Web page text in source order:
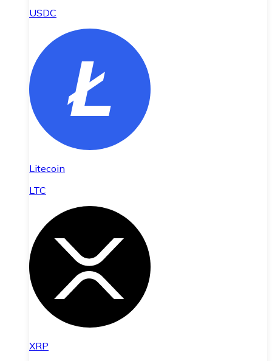
USDC
Litecoin
LTC
XRP